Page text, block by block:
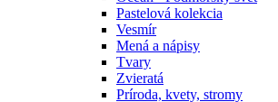
Pastelová kolekcia
Vesmír
Mená a nápisy
Tvary
Zvieratá
Príroda, kvety, stromy